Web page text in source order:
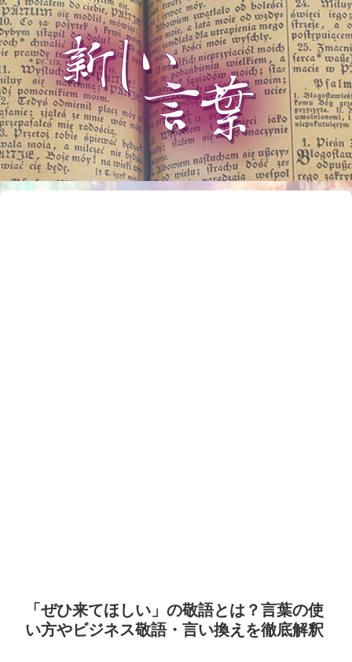
「ぜひ来てほしい」の敬語とは？言葉の使
い方やビジネス敬語・言い換えを徹底解釈